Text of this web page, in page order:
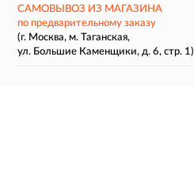
САМОВЫВОЗ ИЗ МАГАЗИНА
по предварительному заказу
(г. Москва, м. Таганская,
ул. Большие Каменщики, д. 6, стр. 1)